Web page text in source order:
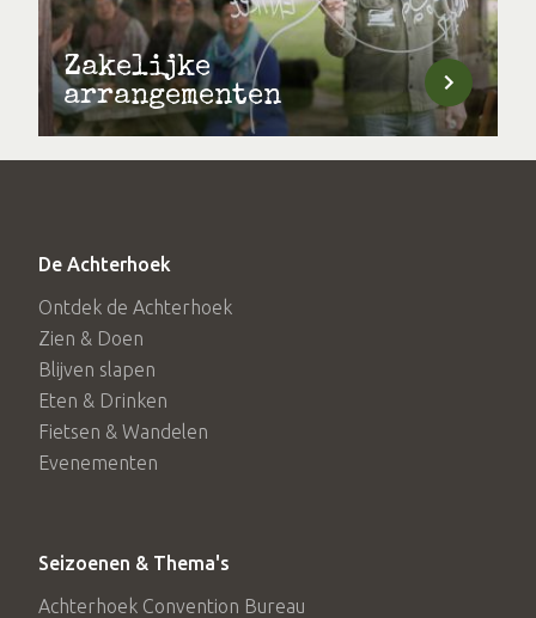
Zakelijke
arrangementen
De Achterhoek
Ontdek de Achterhoek
Zien & Doen
Blijven slapen
Eten & Drinken
Fietsen & Wandelen
Evenementen
Seizoenen & Thema's
Achterhoek Convention Bureau